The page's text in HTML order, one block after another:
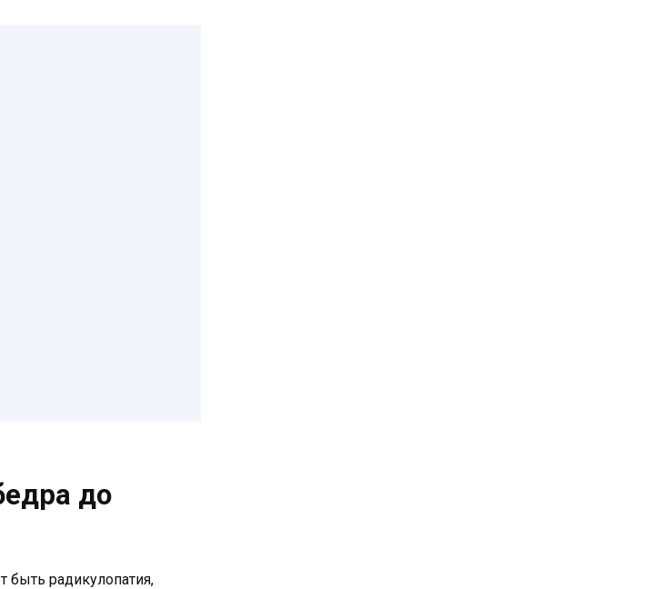
до
быть радикулопатия,